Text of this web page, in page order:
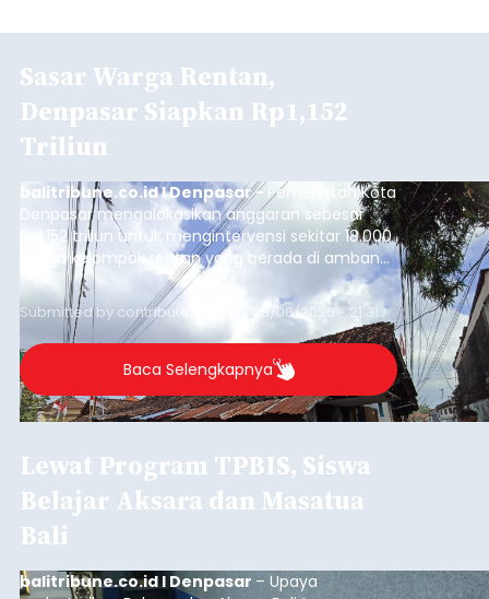
Sasar Warga Rentan,
Denpasar Siapkan Rp1,152
Triliun
balitribune.co.id I Denpasar - Pemerintah Kota
Denpasar mengalokasikan anggaran sebesar
Rp1,152 triliun untuk mengintervensi sekitar 18.000
warga kelompok rentan yang berada di ambang
garis kemiskinan. Langkah strategis ini diambil
guna menjaga masyarakat yang berada pada
kelompok desil 5 dan 6 tersebut agar tidak
merosot ke kategori miskin.
Submitted by contributor Thu, 08/06/2026 - 21:31
Baca Selengkapnya
Lewat Program TPBIS, Siswa
Belajar Aksara dan Masatua
Bali
balitribune.co.id I Denpasar – Upaya